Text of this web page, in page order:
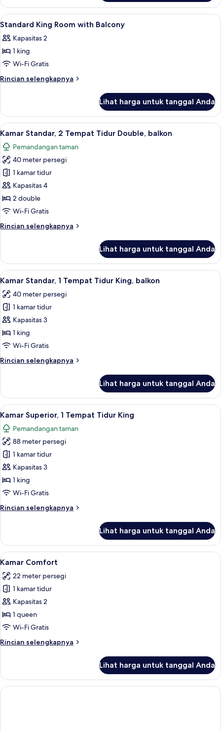
Deluxe
King
Room
Lihat
semua
foto
untuk
Standard
King
Balcony
Seprai premium, minibar, brankas,
10
Standard King Room with Balcony
Kapasitas 2
1 king
Wi-Fi Gratis
Rincian selengkapnya
Rincian
Standard
King
Room
with
Balcony
Lihat harga untuk tanggal Anda
Lihat
semua
foto
untuk
Kamar
Standar,
2
Tempat
Double,
Kamar Standar, 2 Tempat Tidur
13
Kamar Standar, 2 Tempat Tidur Double, balkon
Pemandangan taman
40 meter persegi
1 kamar tidur
Kapasitas 4
2 double
Wi-Fi Gratis
Rincian selengkapnya
Rincian
Kamar
Standar,
2
Tidur
Double,
balkon
Lihat harga untuk tanggal Anda
Lihat
semua
foto
untuk
Kamar
Standar,
1
Tidur
Kamar Standar, 1 Tempat Tidur
13
Kamar Standar, 1 Tempat Tidur King, balkon
40 meter persegi
1 kamar tidur
Kapasitas 3
1 king
Wi-Fi Gratis
Rincian selengkapnya
Rincian
Kamar
Standar,
1
Tempat
Tidur
King,
balkon
Lihat harga untuk tanggal Anda
Lihat
semua
foto
untuk
Kamar
Superior,
1
Tempat
King
Kamar Superior, 1 Tempat Tidur
21
Kamar Superior, 1 Tempat Tidur King
Pemandangan taman
88 meter persegi
1 kamar tidur
Kapasitas 3
1 king
Wi-Fi Gratis
Rincian selengkapnya
Rincian
Kamar
Superior,
1
Tidur
King
Lihat harga untuk tanggal Anda
Lihat
semua
foto
untuk
Kamar
Comfort
Kamar Comfort | Seprai premium,
10
Kamar Comfort
22 meter persegi
1 kamar tidur
Kapasitas 2
1 queen
Wi-Fi Gratis
Rincian selengkapnya
Rincian
Kamar
Comfort
Lihat harga untuk tanggal Anda